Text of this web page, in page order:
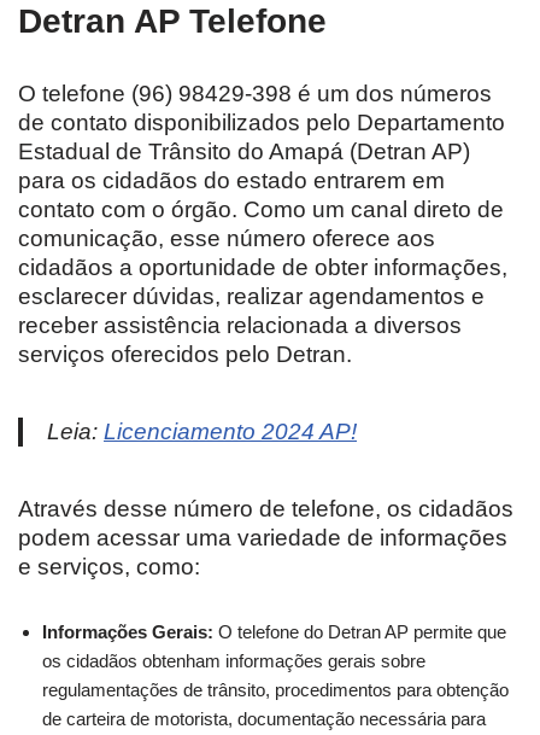
Detran AP Telefone
O telefone (96) 98429-398 é um dos números
de contato disponibilizados pelo Departamento
Estadual de Trânsito do Amapá (Detran AP)
para os cidadãos do estado entrarem em
contato com o órgão. Como um canal direto de
comunicação, esse número oferece aos
cidadãos a oportunidade de obter informações,
esclarecer dúvidas, realizar agendamentos e
receber assistência relacionada a diversos
serviços oferecidos pelo Detran.
Leia: Licenciamento 2024 AP!
Através desse número de telefone, os cidadãos
podem acessar uma variedade de informações
e serviços, como:
Informações Gerais: O telefone do Detran AP permite que
os cidadãos obtenham informações gerais sobre
regulamentações de trânsito, procedimentos para obtenção
de carteira de motorista, documentação necessária para